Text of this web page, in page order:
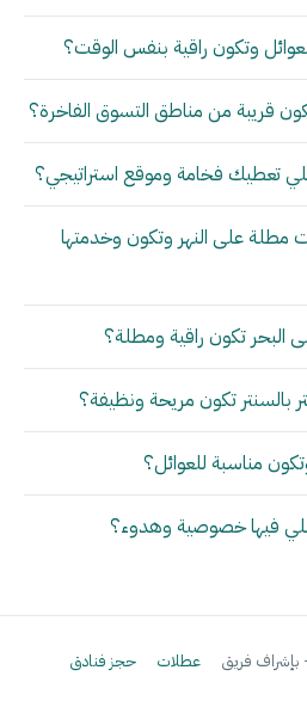
وتكون راقية بنفس الوقت؟
قريبة من مناطق التسوق الفاخرة؟
تعطيك فخامة وموقع استراتيجي؟
على النهر وتكون وخدمتها
البحر تكون راقية ومطلة؟
تكون مريحة ونظيفة؟
مناسبة للعوائل؟
فيها خصوصية وهدوء؟
بإشراف فريق عطلات حجز فنادق